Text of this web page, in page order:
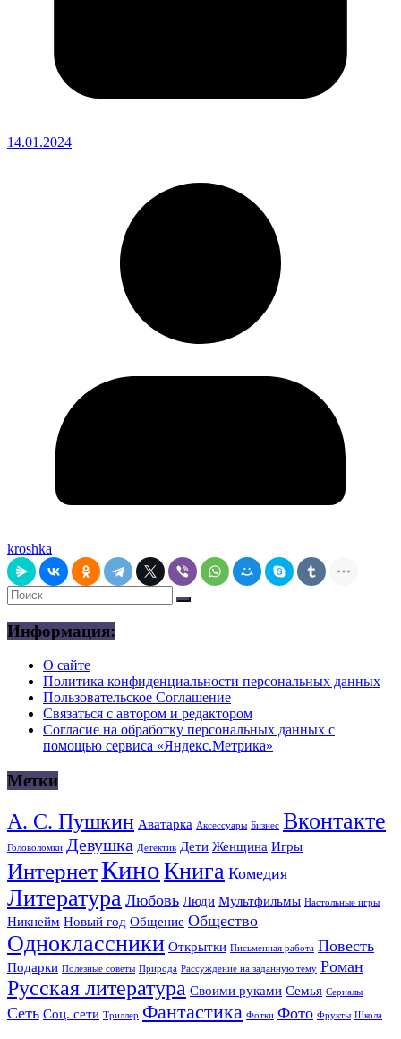
14.01.2024
kroshka
Информация:
О сайте
Политика конфиденциальности персональных данных
Пользовательское Соглашение
Связаться с автором и редактором
Согласие на обработку персональных данных с
помощью сервиса «Яндекс.Метрика»
Метки
А. С. Пушкин Аватарка Аксессуары Бизнес Вконтакте
Головоломки Девушка Детектив Дети Женщина Игры
ИнтернетКиноКнига Комедия
Литература Любовь Люди Мультфильмы Настольные игры
Никнейм Новый год Общение Общество
Одноклассники Открытки Письменная работа Повесть
Подарки Полезные советы Природа Рассуждение на заданную тему Роман
Русская литература Своими руками Семья Сериалы
Сеть Соц. сети Триллер Фантастика Фотки Фото Фрукты Школа